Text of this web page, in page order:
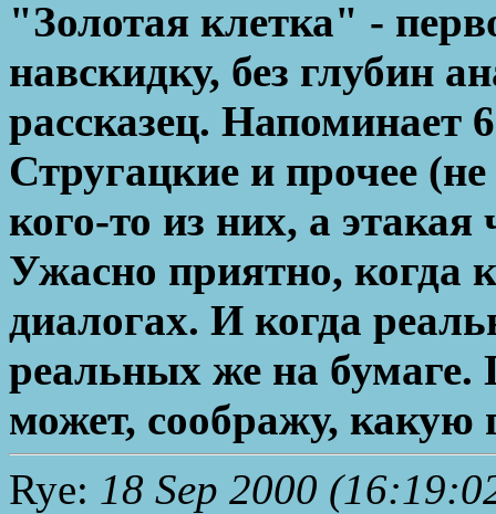
"Золотая клетка" -
навскидку, без глубин
рассказец. Напоминает
Стругацкие и прочее
кого-то из них, а
Ужасно приятно, когда
диалогах. И когда
реальных же на
может, соображу, какую
Rye: 18 Sep 2000